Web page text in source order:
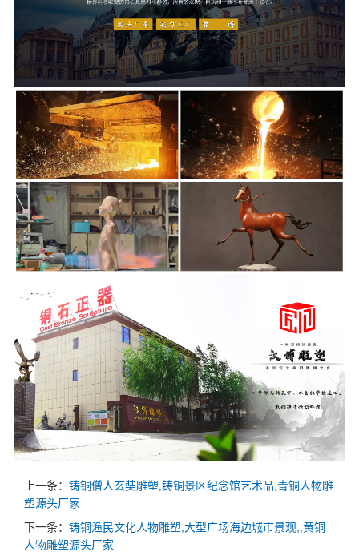
上一条： 铸铜僧人玄奘雕塑,铸铜景区纪念馆艺术品,青铜人物雕
塑源头厂家
下一条： 铸铜渔民文化人物雕塑,大型广场海边城市景观,,黄铜
人物雕塑源头厂家